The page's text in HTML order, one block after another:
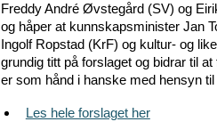
Freddy André Øvstegård (SV) og
og håper at kunnskapsminister Jan
Ingolf Ropstad (KrF) og kultur- og
grundig titt på forslaget og bidrar til
er som hånd i hanske med hensyn
Les hele forslaget her